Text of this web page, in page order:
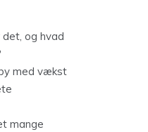
og hvad
med vækst
mange